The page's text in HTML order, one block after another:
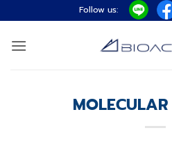
ไป
ยัง
Follow us: